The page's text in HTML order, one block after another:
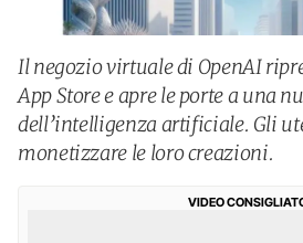
Il negozio virtuale di OpenAI
App Store e apre le porte a una
dell’intelligenza artificiale. Gli
monetizzare le loro creazioni.
VIDEO